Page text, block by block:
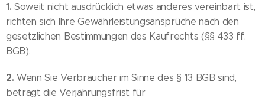
1. Soweit nicht ausdrücklich etwas anderes vereinbart ist,
richten sich Ihre Gewährleistungsansprüche nach den
gesetzlichen Bestimmungen des Kaufrechts (§§ 433 ff.
BGB).
2. Wenn Sie Verbraucher im Sinne des § 13 BGB sind,
beträgt die Verjährungsfrist für